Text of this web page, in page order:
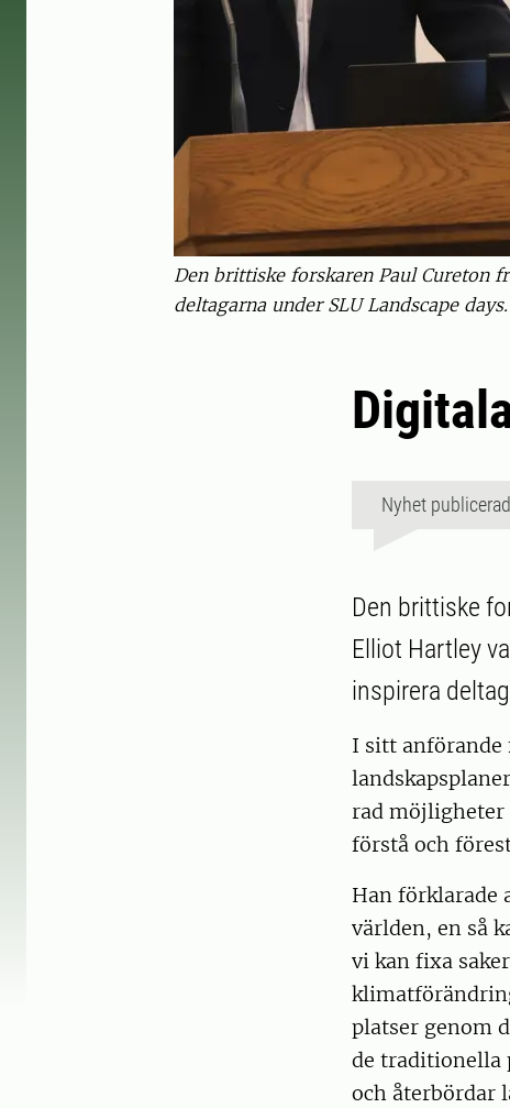
Den brittiske forskaren Paul Cureton
deltagarna under SLU Landscape
Nyhet
Den brittiske
Elliot Hartley
inspirera
I sitt anförande
rad möjligheter
förstå och
Han förklarade
världen, en så
vi kan fixa
platser genom
de traditionella
och återbördar